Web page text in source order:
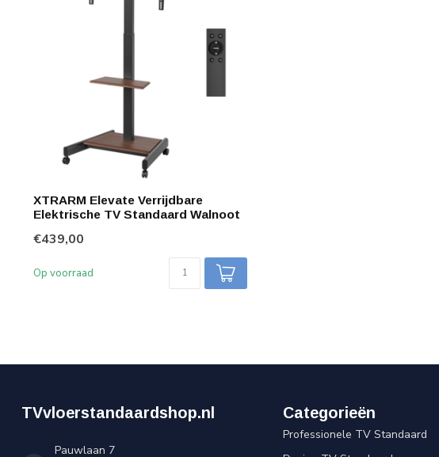
XTRARM Elevate Verrijdbare
Elektrische TV Standaard Walnoot
€439,00
Op voorraad
TVvloerstandaardshop.nl
Pauwlaan 7
Categorieën
Professionele TV Standaard